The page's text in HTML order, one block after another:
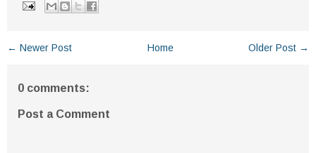
← Newer Post Older Post →
Home
0 comments:
Post a Comment